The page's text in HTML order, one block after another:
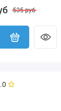
535 руб